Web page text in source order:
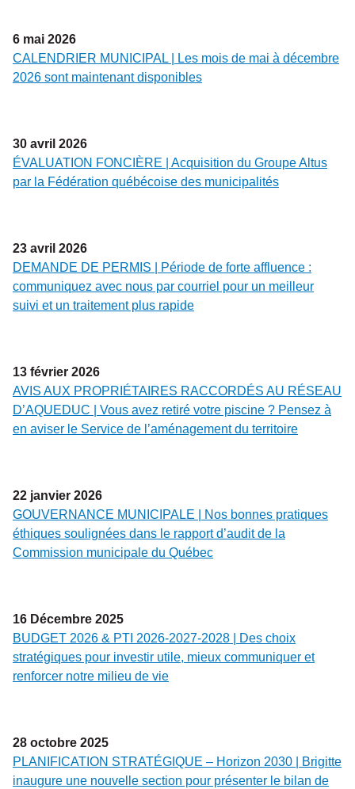
6 mai 2026
CALENDRIER MUNICIPAL | Les mois de mai à décembre
2026 sont maintenant disponibles
30 avril 2026
ÉVALUATION FONCIÈRE | Acquisition du Groupe Altus
par la Fédération québécoise des municipalités
23 avril 2026
DEMANDE DE PERMIS | Période de forte affluence :
communiquez avec nous par courriel pour un meilleur
suivi et un traitement plus rapide
13 février 2026
AVIS AUX PROPRIÉTAIRES RACCORDÉS AU RÉSEAU
D’AQUEDUC | Vous avez retiré votre piscine ? Pensez à
en aviser le Service de l’aménagement du territoire
22 janvier 2026
GOUVERNANCE MUNICIPALE | Nos bonnes pratiques
éthiques soulignées dans le rapport d’audit de la
Commission municipale du Québec
16 Décembre 2025
BUDGET 2026 & PTI 2026-2027-2028 | Des choix
stratégiques pour investir utile, mieux communiquer et
renforcer notre milieu de vie
28 octobre 2025
PLANIFICATION STRATÉGIQUE – Horizon 2030 | Brigitte
inaugure une nouvelle section pour présenter le bilan de